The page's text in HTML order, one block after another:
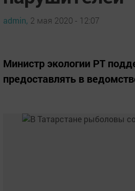
admin, 2 мая 2020 - 12:07
Министр экологии РТ
предоставлять в